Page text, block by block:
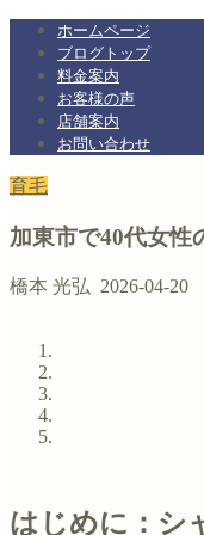
ホームページ
ブログトップ
料金案内
お客様の声
店舗案内
お問い合わせ
育毛
加東市で40代女性
橋本 光弘 2026-04-20
はじめに：シ